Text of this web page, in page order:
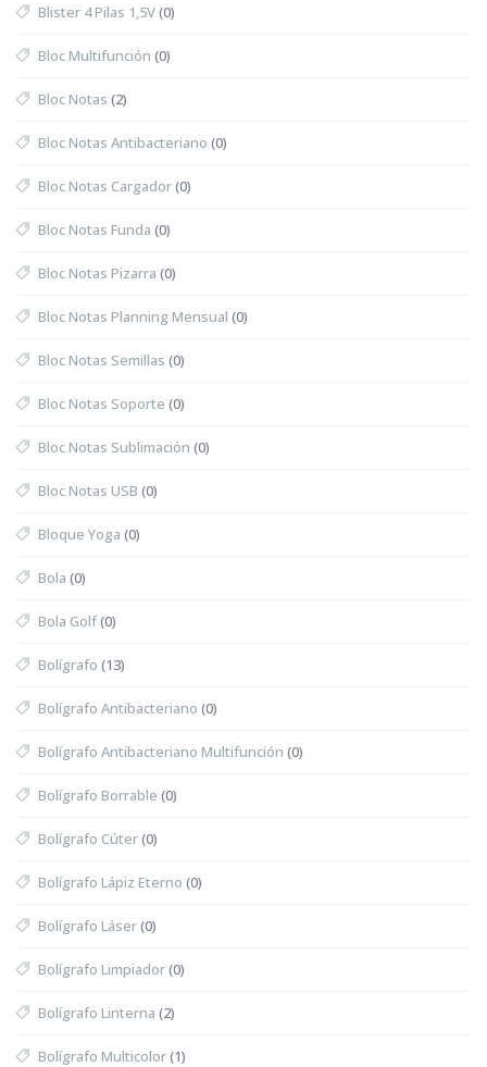
Blister 4 Pilas 1,5V(0)
Bloc Multifunción (0)
Bloc Notas (2)
Bloc Notas Antibacteriano (0)
Bloc Notas Cargador(0)
Bloc Notas Funda (0)
Bloc Notas Pizarra (0)
Bloc Notas Planning Mensual (0)
Bloc Notas Semillas (0)
Bloc Notas Soporte (0)
Bloc Notas Sublimación (0)
Bloc Notas USB (0)
Bloque Yoga (0)
Bola (0)
Bola Golf(0)
Bolígrafo (13)
Bolígrafo Antibacteriano (0)
Bolígrafo Antibacteriano Multifunción (0)
Bolígrafo Borrable (0)
Bolígrafo Cúter(0)
Bolígrafo Lápiz Eterno (0)
Bolígrafo Láser(0)
Bolígrafo Limpiador(0)
Bolígrafo Linterna (2)
Bolígrafo Multicolor(1)